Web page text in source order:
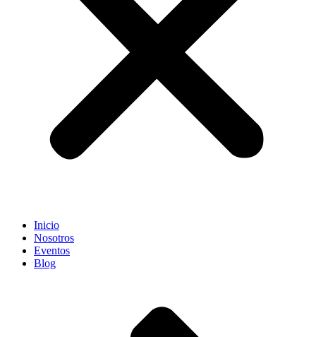
Inicio
Nosotros
Eventos
Blog